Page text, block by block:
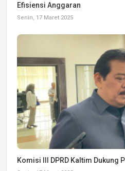
Efisiensi Anggaran
Senin, 17 Maret 2025
Komisi III DPRD Kaltim Dukung